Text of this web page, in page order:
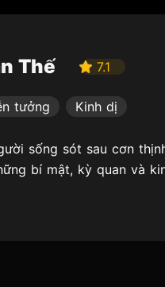
Thế 7.1
tưởng Kinh dị
sống sót sau cơn
bí mật, kỳ quan và